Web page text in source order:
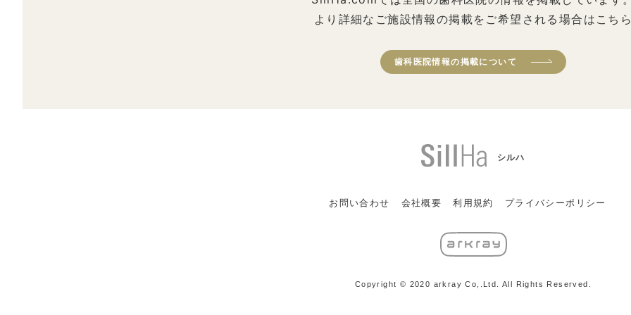
より詳細なご施設情報の掲載をご希望される場合はこち
歯科医院情報の掲載について
シルハ
お問い合わせ 会社概要 利用規約 プライバシーポリシー
Copyright © 2020 arkray Co,.Ltd. All Rights Reserved.